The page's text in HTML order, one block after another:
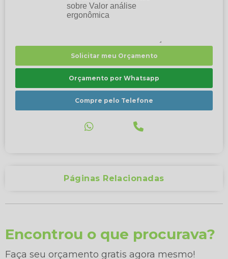
Solicitar meu Orçamento
Orçamento por Whatsapp
Compre pelo Telefone
Páginas Relacionadas
Encontrou o que procurava?
Faça seu orçamento gratis agora mesmo!